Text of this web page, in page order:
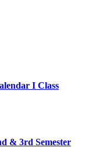
I Class
& 3rd Semester